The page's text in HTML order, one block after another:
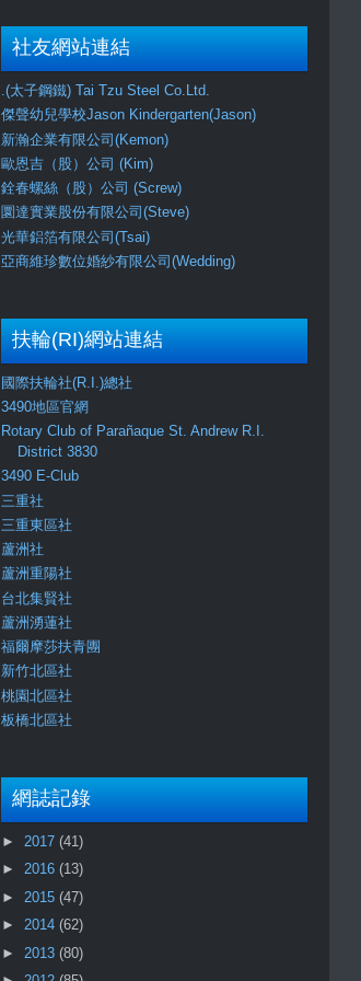
社友網站連結
.(太子鋼鐵) Tai Tzu Steel Co.Ltd.
傑聲幼兒學校Jason Kindergarten(Jason)
新瀚企業有限公司(Kemon)
歐恩吉（股）公司 (Kim)
銓春螺絲（股）公司 (Screw)
圜達實業股份有限公司(Steve)
光華鋁箔有限公司(Tsai)
亞商維珍數位婚紗有限公司(Wedding)
扶輪(RI)網站連結
國際扶輪社(R.I.)總社
3490地區官網
Rotary Club of Parañaque St. Andrew R.I.
District 3830
3490 E-Club
三重社
三重東區社
蘆洲社
蘆洲重陽社
台北集賢社
蘆洲湧蓮社
福爾摩莎扶青團
新竹北區社
桃園北區社
板橋北區社
網誌記錄
► 2017 (41)
► 2016 (13)
► 2015 (47)
► 2014 (62)
► 2013 (80)